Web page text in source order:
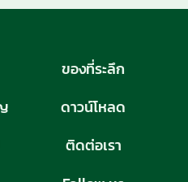
ของที่ระลึก
ดาวน์โหลด
ติดต่อเรา